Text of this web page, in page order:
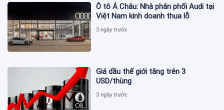
Ô tô Á Châu: Nhà phân phối Audi tại
Việt Nam kinh doanh thua lỗ
3 ngày trước
Giá dầu thế giới tăng trên 3
USD/thùng
3 ngày trước